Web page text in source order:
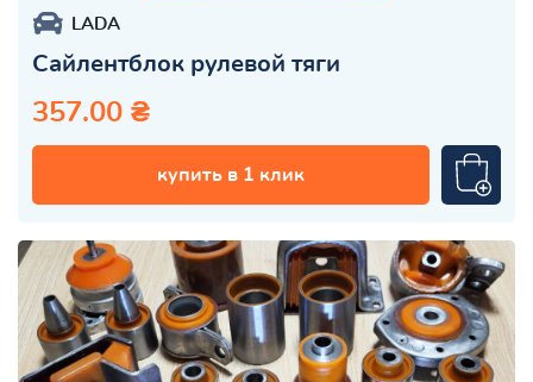
LADA
Сайлентблок рулевой тяги
357.00 ₴
купить в 1 клик